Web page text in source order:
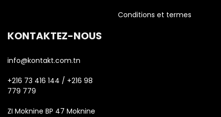
Conditions et termes
KONTAKTEZ-NOUS
info@kontakt.com.tn
+216 73 416 144 / +216 98
779 779
ZI Moknine BP 47 Moknine